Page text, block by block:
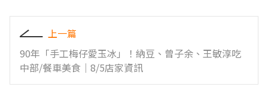
上一篇
90年「手工梅仔愛玉冰」！納豆、曾子余、王敏淳吃
中部/餐車美食｜8/5店家資訊